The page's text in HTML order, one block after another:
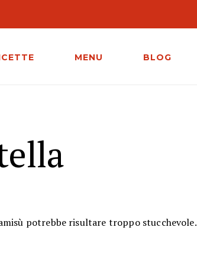
MENU BLOG
potrebbe risultare troppo stucchevole.